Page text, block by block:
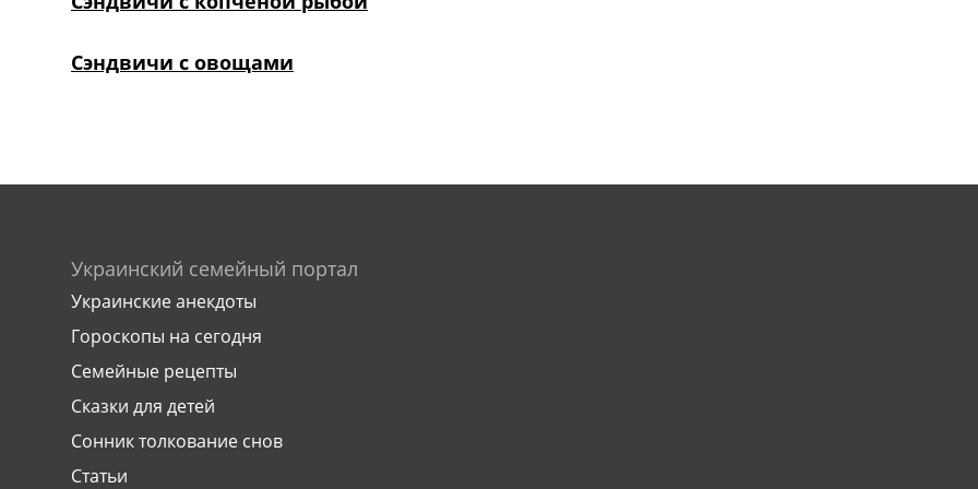
Сэндвичи с овощами
Украинский семейный портал
Украинские анекдоты
Гороскопы на сегодня
Семейные рецепты
Сказки для детей
Сонник толкование снов
Статьи